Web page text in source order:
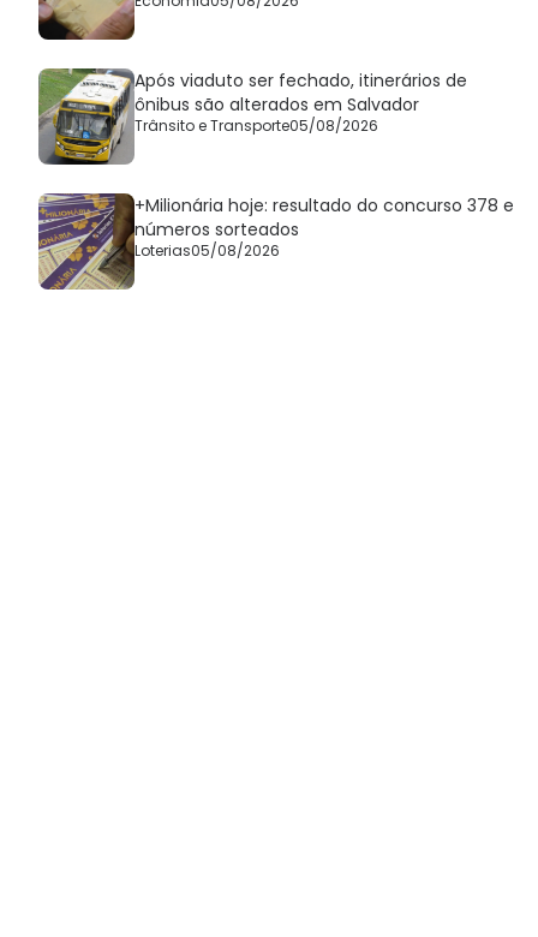
Após viaduto ser fechado, itinerários de
ônibus são alterados em Salvador
Trânsito e Transporte05/08/2026
+Milionária hoje: resultado do concurso 378 e
números sorteados
Loterias05/08/2026